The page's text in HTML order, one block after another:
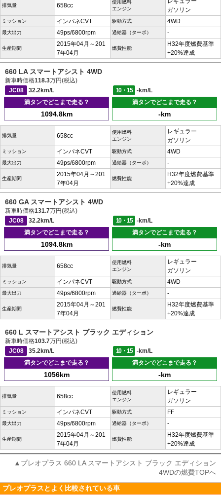
排気量 658cc
使用燃料
エンジン
ガソリン
ミッション インパネCVT 駆動方式 4WD
最大出力 49ps/6800rpm 過給器（ターボ） -
生産期間
2015年04月～201
7年04月
燃費性能
H32年度燃費基準
+20%達成
660 LA スマートアシスト 4WD
新車時価格118.3万円(税込)
JC08
32.2km/L 10・15
-km/L
満タンでどこまで走る？
1094.8km
満タンでどこまで走る？
-km
排気量 658cc
使用燃料
エンジン
レギュラー
ガソリン
ミッション インパネCVT 駆動方式 4WD
最大出力 49ps/6800rpm 過給器（ターボ） -
生産期間
2015年04月～201
7年04月
燃費性能
H32年度燃費基準
+20%達成
660 GA スマートアシスト 4WD
新車時価格131.7万円(税込)
JC08
32.2km/L 10・15
-km/L
満タンでどこまで走る？
1094.8km
満タンでどこまで走る？
-km
排気量 658cc
使用燃料
エンジン
レギュラー
ガソリン
ミッション インパネCVT 駆動方式 4WD
最大出力 49ps/6800rpm 過給器（ターボ） -
生産期間
2015年04月～201
7年04月
燃費性能
H32年度燃費基準
+20%達成
660 L スマートアシスト ブラック エディション
新車時価格103.7万円(税込)
JC08
35.2km/L 10・15
-km/L
満タンでどこまで走る？
1056km
満タンでどこまで走る？
-km
排気量 658cc
使用燃料
エンジン
レギュラー
ガソリン
ミッション インパネCVT 駆動方式 FF
最大出力 49ps/6800rpm 過給器（ターボ） -
生産期間
2015年04月～201
7年04月
燃費性能
H32年度燃費基準
+20%達成
▲プレオプラス 660 LA スマートアシスト ブラック エディション
4WDの燃費TOPへ
プレオプラスとよく比較されている車